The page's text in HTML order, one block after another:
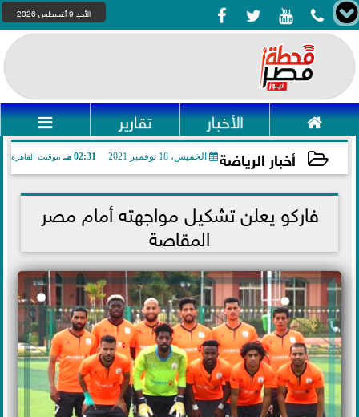
    الأحد 9 أغسطس 2026
 الأخبار تقارير 
أخبار الرياضة الخميس، 18 نوفمبر 2021 02:31 مـ بتوقيت القاهرة
2021-11-18 14:31:48فاركو يعلن تشكيل مواجهته أمام مصر
المقاصة